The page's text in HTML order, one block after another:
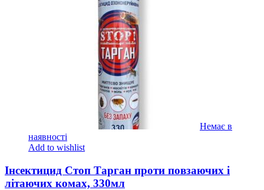
Немає в
наявності
Add to wishlist
Інсектицид Стоп Тарган проти повзаючих і
літаючих комах, 330мл